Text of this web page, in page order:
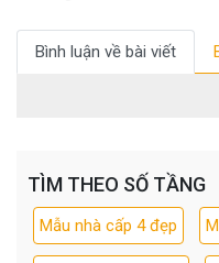
Bình luận về bài viết
TÌM THEO SỐ TẦNG
Mẫu nhà cấp 4 đẹp